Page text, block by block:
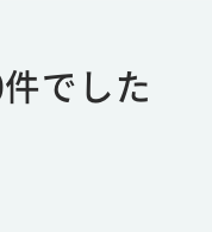
でした